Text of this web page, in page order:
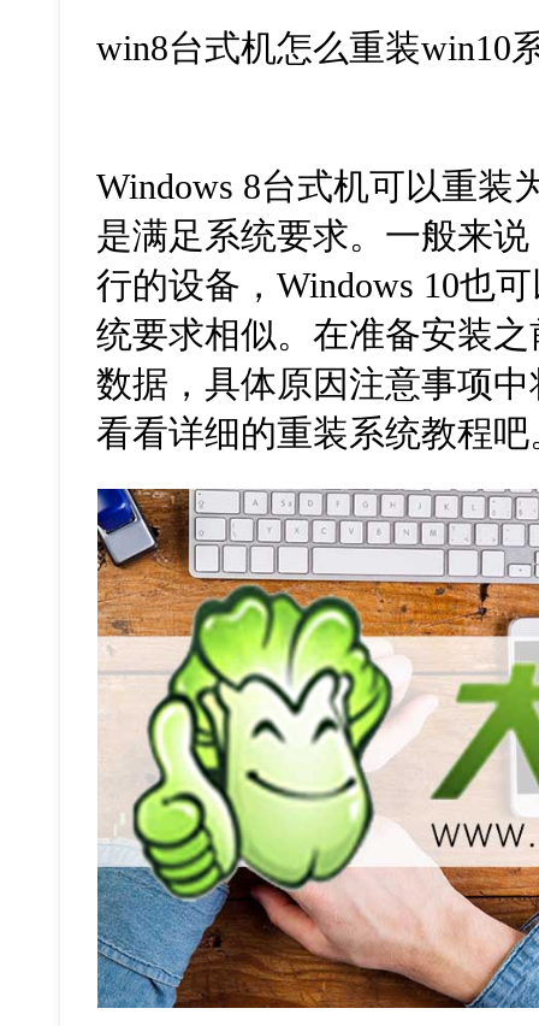
win8台式机怎么重装win10
Windows 8台式机可以重装
是满足系统要求。一般来
行的设备，Windows 10也
统要求相似。在准备安装
数据，具体原因注意事项
看看详细的重装系统教程吧